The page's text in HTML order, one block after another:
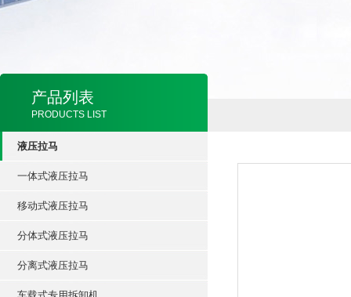
产品列表
PRODUCTS LIST
液压拉马
一体式液压拉马
移动式液压拉马
分体式液压拉马
分离式液压拉马